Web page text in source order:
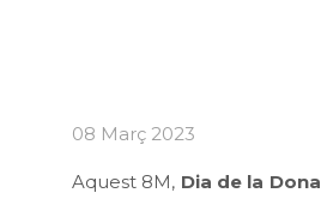
08 Març 2023
Aquest 8M, Dia de la Dona